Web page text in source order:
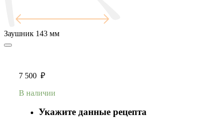
Заушник 143 мм
7 500 ₽
В наличии
Укажите данные рецепта